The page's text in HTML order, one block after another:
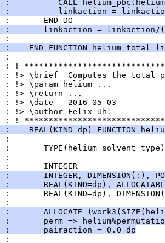
:          CALL
:          linkaction =
:       END DO
:       linkaction =
:
:    END FUNCTION
:
: !
: !> \brief  Computes the total
: !> \param helium ...
: !> \return ...
: !> \date   2016-05-03
: !> \author Felix Uhl
: !
:    REAL(KIND=dp) FUNCTION
:
:
:
:       INTEGER
:       INTEGER, DIMENSION(:),
:       REAL(KIND=dp),
:       REAL(KIND=dp),
:
:       ALLOCATE
:       perm =>
:       pairaction = 0.0_dp
: